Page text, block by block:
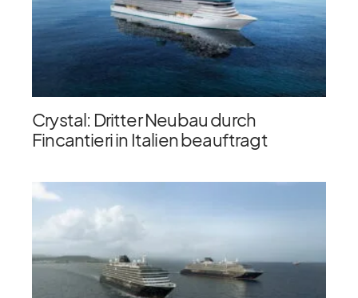
Crystal: Dritter Neubau durch
Fincantieri in Italien beauftragt